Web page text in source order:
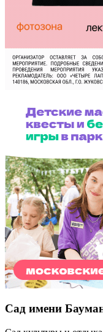
Сад имени